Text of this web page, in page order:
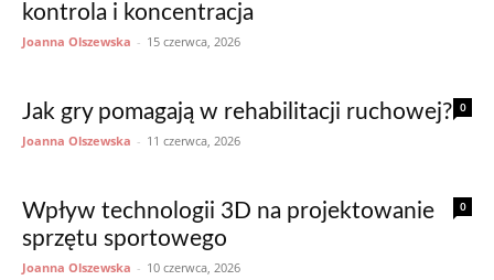
kontrola i koncentracja
Joanna Olszewska - 15 czerwca, 2026
0
Jak gry pomagają w rehabilitacji ruchowej?
Joanna Olszewska - 11 czerwca, 2026
0
Wpływ technologii 3D na projektowanie
sprzętu sportowego
Joanna Olszewska - 10 czerwca, 2026